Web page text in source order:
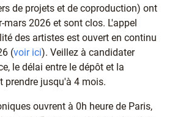
de projets et de coproduction) ont
mars 2026 et sont clos. L'appel
des artistes est ouvert en continu
(voir ici). Veillez à candidater
le délai entre le dépôt et la
jusqu'à 4 mois.
ouvrent à 0h heure de Paris,